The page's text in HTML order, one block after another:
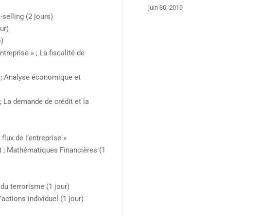
selling (2 jours)
» ; La fiscalité de
Analyse économique et
demande de crédit et la
de l’entreprise »
Mathématiques Financières (1
terrorisme (1 jour)
individuel (1 jour)
juin 30, 2019